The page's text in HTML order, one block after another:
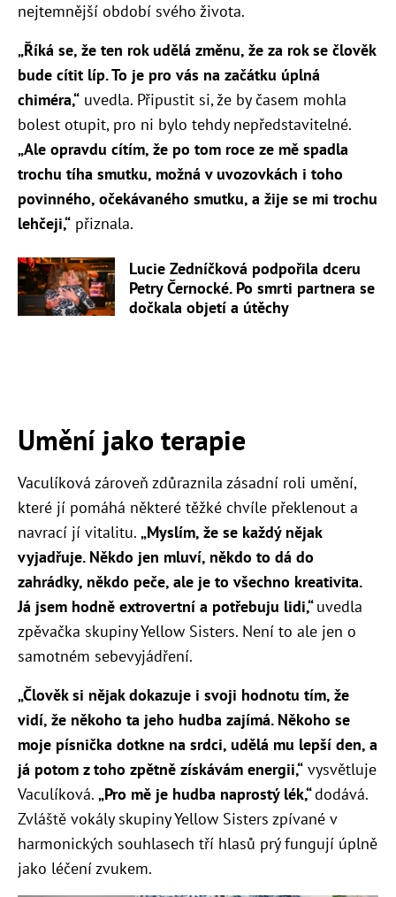
nejtemnější období svého života.
„Říká se, že ten rok udělá změnu, že za rok se člověk
bude cítit líp. To je pro vás na začátku úplná
chiméra,“ uvedla. Připustit si, že by časem mohla
bolest otupit, pro ni bylo tehdy nepředstavitelné.
„Ale opravdu cítím, že po tom roce ze mě spadla
trochu tíha smutku, možná v uvozovkách i toho
povinného, očekávaného smutku, a žije se mi trochu
lehčeji,“ přiznala.
Lucie Zedníčková podpořila dceru
Petry Černocké. Po smrti partnera se
dočkala objetí a útěchy
Umění jako terapie
Vaculíková zároveň zdůraznila zásadní roli umění,
které jí pomáhá některé těžké chvíle překlenout a
navrací jí vitalitu. „Myslím, že se každý nějak
vyjadřuje. Někdo jen mluví, někdo to dá do
zahrádky, někdo peče, ale je to všechno kreativita.
Já jsem hodně extrovertní a potřebuju lidi,“uvedla
zpěvačka skupiny Yellow Sisters. Není to ale jen o
samotném sebevyjádření.
„Člověk si nějak dokazuje i svoji hodnotu tím, že
vidí, že někoho ta jeho hudba zajímá. Někoho se
moje písnička dotkne na srdci, udělá mu lepší den, a
já potom z toho zpětně získávám energii,“ vysvětluje
Vaculíková. „Pro mě je hudba naprostý lék,“dodává.
Zvláště vokály skupiny Yellow Sisters zpívané v
harmonických souhlasech tří hlasů prý fungují úplně
jako léčení zvukem.